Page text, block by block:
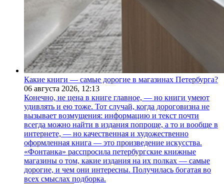
Какие книги — самые дорогие в магазинах Петербурга?
06 августа 2026, 12:13
Конечно, не цена в книге главное, — но книги умеют
удивлять и ею тоже. Тот случай, когда дороговизна не
вызывает возмущения: информацию и текст почти
всегда можно найти в издания попроще, а то и вообще в
интернете, — но качественная и художественно
оформленная книга — это произведение искусства.
«Фонтанка» расспросила петербургские книжные
магазины о том, какие издания на их полках — самые
дорогие, и чем они интересны. Получилась богатая во
всех смыслах подборка.